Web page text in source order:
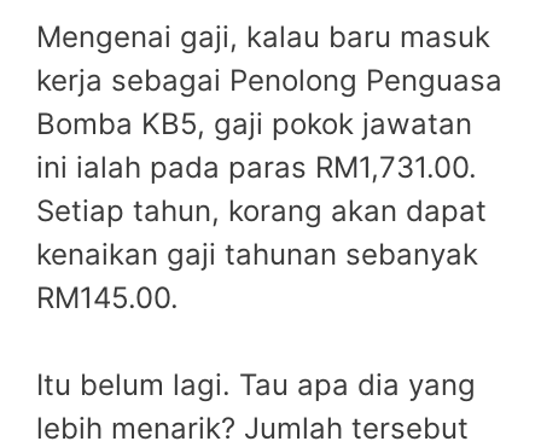
Mengenai gaji, kalau baru masuk
kerja sebagai Penolong Penguasa
Bomba KB5, gaji pokok jawatan
ini ialah pada paras RM1,731.00.
Setiap tahun, korang akan dapat
kenaikan gaji tahunan sebanyak
RM145.00.
Itu belum lagi. Tau apa dia yang
lebih menarik? Jumlah tersebut